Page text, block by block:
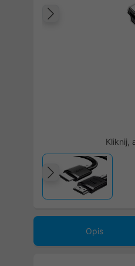
Kliknij,
Poprzedni
Opis